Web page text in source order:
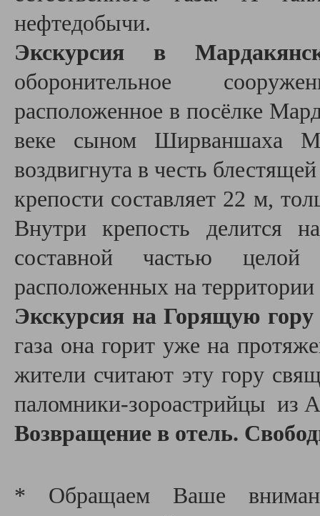
нефтедобычи.
Экскурсия в
оборонительное
расположенное в посёлке
веке сыном Ширваншаха
воздвигнута в честь
крепости составляет 22 м,
Внутри крепость делится
составной частью
расположенных на
Экскурсия на Горящую гору
газа она горит уже на
жители считают эту гору
паломники-зороастрийцы из
Возвращение в отель.
* Обращаем Ваше